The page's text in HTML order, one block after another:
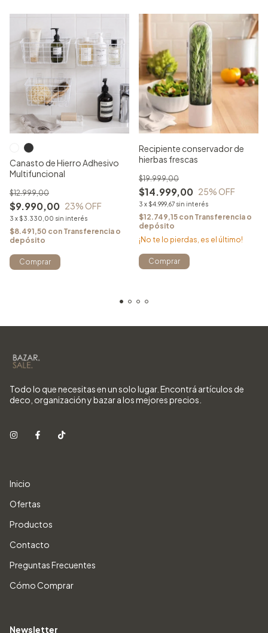
Canasto de Hierro Adhesivo
Multifuncional
$9.990,00
$12.999,00
23% OFF
3 x $3.330,00 sin interés
$8.491,50 con Transferencia o
depósito
Comprar
Recipiente conservador de
hierbas frescas
$14.999,00
$19.999,00
25% OFF
3 x $4.999,67 sin interés
$12.749,15 con Transferencia o
depósito
¡No te lo pierdas, es el último!
Todo lo que necesitas en un solo lugar. Encontrá artículos de
deco, organización y bazar a los mejores precios.
Inicio
Ofertas
Productos
Contacto
Preguntas Frecuentes
Cómo Comprar
Newsletter